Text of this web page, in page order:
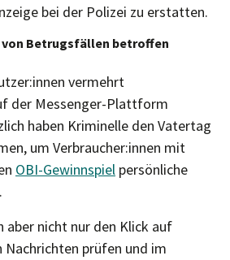
bei der Polizei zu erstatten.
von Betrugsfällen betroffen
vermehrt
der Messenger-Plattform
haben Kriminelle den Vatertag
um Verbraucher:innen mit
OBI-Gewinnspiel persönliche
aber nicht nur den Klick auf
Nachrichten prüfen und im